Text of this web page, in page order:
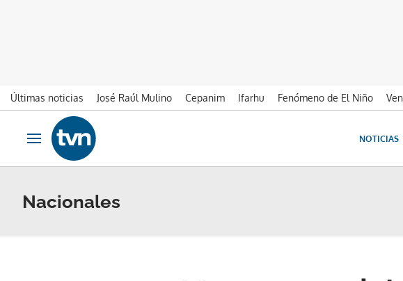
Últimas noticias José Raúl Mulino Cepanim Ifarhu Fenómeno de El Niño
Ir al contenido
Obrir navegació
NOTICIAS
Nacionales